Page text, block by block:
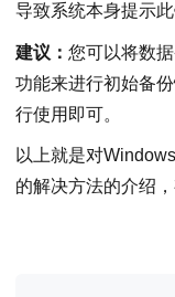
导致系统本身提示此
建议： 您可以将数
功能来进行初始备
行使用即可。
以上就是对
的解决方法的介绍